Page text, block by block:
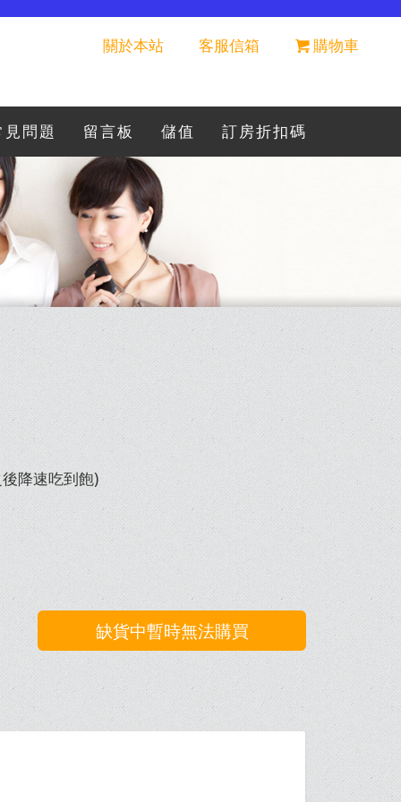
見問題 留言板 儲值 訂房折扣碼
關於本站 客服信箱 購物車
降速吃到飽)
缺貨中暫時無法購買